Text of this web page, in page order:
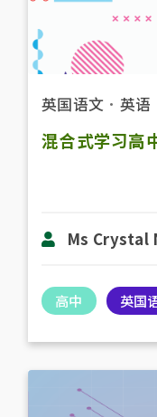
英国语文 ． 英语
混合式学习高
Ms Crystal
高中 英国